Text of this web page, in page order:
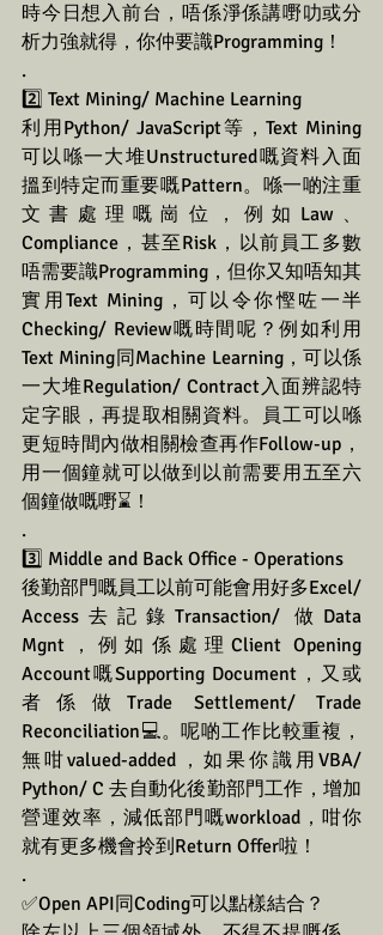
時今日想入前台，唔係淨係講嘢叻或分
析力強就得，你仲要識Programming！
.
2️⃣ Text Mining/ Machine Learning
利用Python/ JavaScript等，Text Mining
可以喺一大堆Unstructured嘅資料入面
搵到特定而重要嘅Pattern。喺一啲注重
文書處理嘅崗位，例如Law、
Compliance，甚至Risk，以前員工多數
唔需要識Programming，但你又知唔知其
實用Text Mining，可以令你慳咗一半
Checking/ Review嘅時間呢？例如利用
Text Mining同Machine Learning，可以係
一大堆Regulation/ Contract入面辨認特
定字眼，再提取相關資料。員工可以喺
更短時間內做相關檢查再作Follow-up，
用一個鐘就可以做到以前需要用五至六
個鐘做嘅嘢⌛！
.
3️⃣ Middle and Back Office - Operations
後勤部門嘅員工以前可能會用好多Excel/
Access去記錄Transaction/ 做Data
Mgnt，例如係處理Client Opening
Account嘅Supporting Document，又或
者係做Trade Settlement/ Trade
Reconciliation💻。呢啲工作比較重複，
無咁valued-added，如果你識用VBA/
Python/ C 去自動化後勤部門工作，增加
營運效率，減低部門嘅workload，咁你
就有更多機會拎到Return Offer啦！
.
✅Open API同Coding可以點樣結合？